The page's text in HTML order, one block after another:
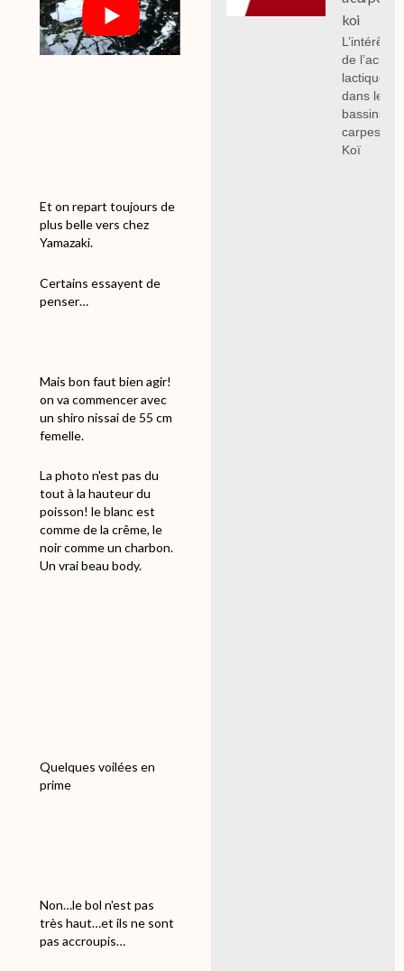
Et on repart toujours de
plus belle vers chez
Yamazaki.
Certains essayent de
penser…
Mais bon faut bien agir!
on va commencer avec
un shiro nissai de 55 cm
femelle.
La photo n'est pas du
tout à la hauteur du
poisson! le blanc est
comme de la crême, le
noir comme un charbon.
Un vrai beau body.
Quelques voilées en
prime
Non…le bol n'est pas
très haut…et ils ne sont
pas accroupis…
koi
L’intérêt
de l’acide
lactique
dans les
bassins à
carpes
Koï